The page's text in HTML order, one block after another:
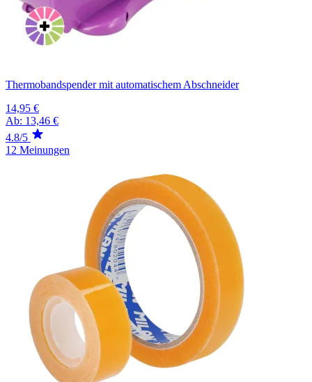
Thermobandspender mit automatischem Abschneider
14,95 €
Ab: 13,46 €
4.8/5
12 Meinungen